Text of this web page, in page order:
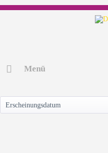
Menü